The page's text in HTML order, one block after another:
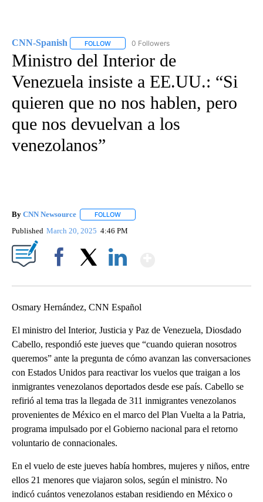
CNN-Spanish FOLLOW FOLLOW "CNN-SPANISH" TO RECEIVE
0 Followers
Ministro del Interior de
Venezuela insiste a EE.UU.: “Si
quieren que no nos hablen, pero
que nos devuelvan a los
venezolanos”
By CNN Newsource FOLLOW
Published March 20, 2025 4:46 PM
Osmary Hernández, CNN Español
El ministro del Interior, Justicia y Paz de Venezuela, Diosdado
Cabello, respondió este jueves que “cuando quieran nosotros
queremos” ante la pregunta de cómo avanzan las conversaciones
con Estados Unidos para reactivar los vuelos que traigan a los
inmigrantes venezolanos deportados desde ese país. Cabello se
refirió al tema tras la llegada de 311 inmigrantes venezolanos
provenientes de México en el marco del Plan Vuelta a la Patria,
programa impulsado por el Gobierno nacional para el retorno
voluntario de connacionales.
En el vuelo de este jueves había hombres, mujeres y niños, entre
ellos 21 menores que viajaron solos, según el ministro. No
indicó cuántos venezolanos estaban residiendo en México o